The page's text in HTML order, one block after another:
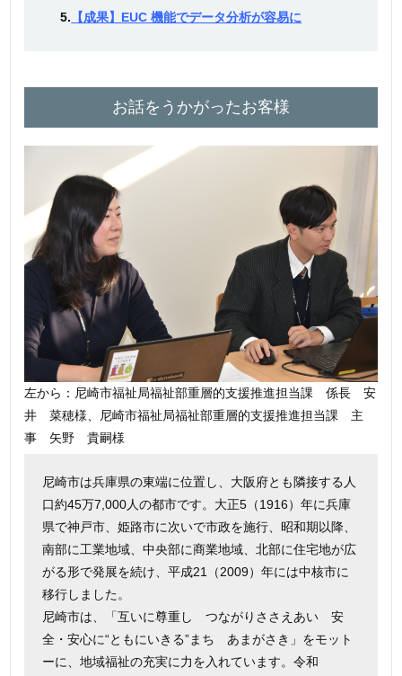
5. 【成果】EUC 機能でデータ分析が容易に
お話をうかがったお客様
左から：尼崎市福祉局福祉部重層的支援推進担当課 係長 安
井 菜穂様、尼崎市福祉局福祉部重層的支援推進担当課 主
事 矢野貴嗣様
尼崎市は兵庫県の東端に位置し、大阪府とも隣接する人
口約45万7,000人の都市です。大正5（1916）年に兵庫
県で神戸市、姫路市に次いで市政を施行、昭和期以降、
南部に工業地域、中央部に商業地域、北部に住宅地が広
がる形で発展を続け、平成21（2009）年には中核市に
移行しました。
尼崎市は、「互いに尊重し つながりささえあい 安
全・安心に“ともにいきる”まち あまがさき」をモット
ーに、地域福祉の充実に力を入れています。令和